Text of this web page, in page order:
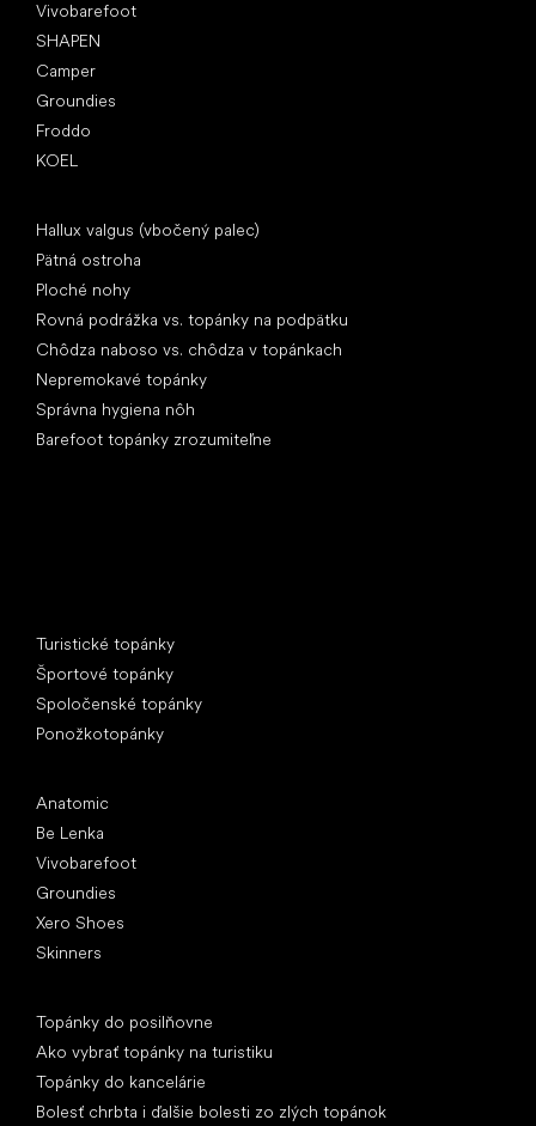
Vivobarefoot
SHAPEN
Camper
Groundies
Froddo
KOEL
Hallux valgus (vbočený palec)
Pätná ostroha
Ploché nohy
Rovná podrážka vs. topánky na podpätku
Chôdza naboso vs. chôdza v topánkach
Nepremokavé topánky
Správna hygiena nôh
Barefoot topánky zrozumiteľne
Turistické topánky
Športové topánky
Spoločenské topánky
Ponožkotopánky
Anatomic
Be Lenka
Vivobarefoot
Groundies
Xero Shoes
Skinners
Topánky do posilňovne
Ako vybrať topánky na turistiku
Topánky do kancelárie
Bolesť chrbta i ďalšie bolesti zo zlých topánok